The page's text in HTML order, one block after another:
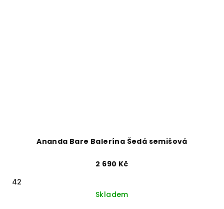
Ananda Bare Balerína Šedá semišová
2 690 Kč
42
Skladem